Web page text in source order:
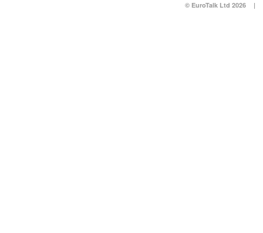
© EuroTalk Ltd 2026 |